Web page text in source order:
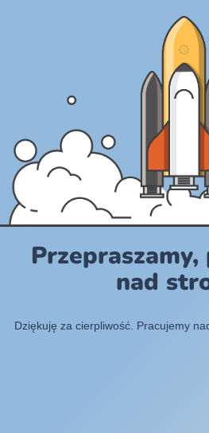
nad
Dziękuję za cierpliwość. Pracujemy